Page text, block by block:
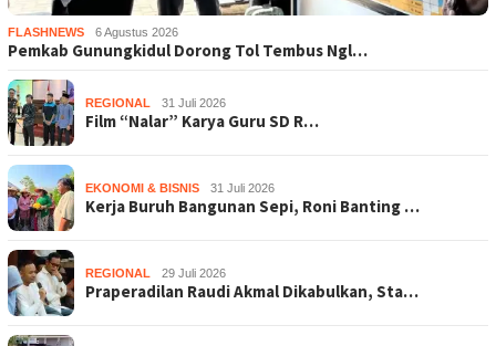
FLASHNEWS 6 Agustus 2026
Pemkab Gunungkidul Dorong Tol Tembus Ngl…
REGIONAL 31 Juli 2026
Film “Nalar” Karya Guru SD R…
EKONOMI & BISNIS 31 Juli 2026
Kerja Buruh Bangunan Sepi, Roni Banting …
REGIONAL 29 Juli 2026
Praperadilan Raudi Akmal Dikabulkan, Sta…